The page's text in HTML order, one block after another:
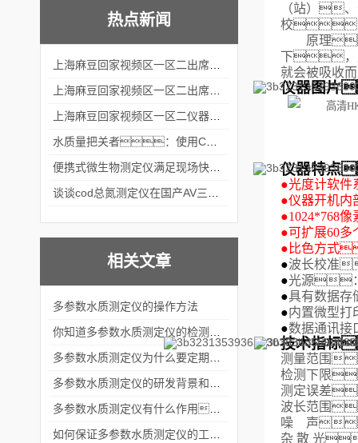
热点新闻
相关文章
多参数水质测定仪的操作方法
（站）
校、
原理
下，
就会被吸收
仪器图
仪器特点
●光度计软
●仪器开机内
●1024*768
●可扩展60多
● 比色方式
●波长校准
●光源
●具有数据
●内置微型
●数据通讯
技术指标
测量范围
检测下限
测定误差
波长范围
噪 声
杂散 光